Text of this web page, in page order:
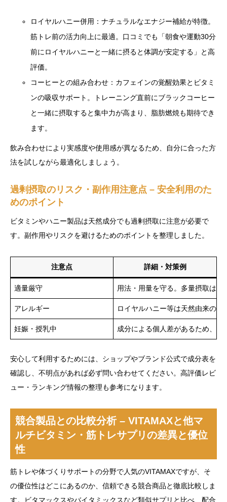
ロイヤルハニー併用：ナチュラルなエナジー補給が特徴。
筋トレ前の活力向上に最適。口コミでも「朝食や運動30分
前にロイヤルハニーと一緒に摂ると体調が安定する」と高
評価。
コーヒーとの組み合わせ：カフェインの覚醒効果とビタミ
ンの吸収サポート。トレーニング直前にブラックコーヒー
と一緒に摂取すると集中力が高まり、脂肪燃焼も期待でき
ます。
飲み合わせにより実感度や使用感が異なるため、自分に合った方
法を試しながら最適化しましょう。
過剰摂取のリスク・副作用注意点 – 安全利用のた
めのポイント
ビタミンやハニー製品は天然成分でも過剰摂取に注意が必要で
す。副作用やリスクを避けるためのポイントを整理しました。
注意点 詳細・対策例
適量厳守 用法・用量を守る。多量摂取は
アレルギー ロイヤルハニー等は天然由来の
妊娠・授乳中 成分による個人差があるため、医
安心して利用するためには、ショップやブランド公式で成分表を
確認し、不明点があれば必ず問い合わせてください。高評価レビ
ュー・ランキング情報の整理も参考になります。
競合製品との比較分析 – VITAMAXと他マ
ルチビタミン・筋トレサプリの差異と優位
性
筋トレや体づくりサポートの分野で人気のVITAMAXですが、そ
の優位性はどこにあるのか、信頼できる競合商品と徹底比較しま
す。ビタマックスやバイタミックスなど類似サプリと比べ、配合